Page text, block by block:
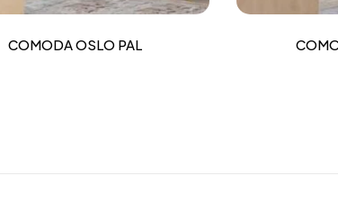
COMODA OSLO PAL